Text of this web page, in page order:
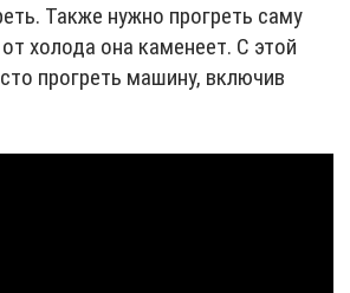
Также нужно прогреть саму
холода она каменеет. С этой
прогреть машину, включив